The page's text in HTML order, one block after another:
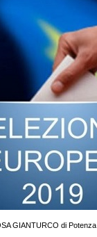
GIANTURCO di Potenza